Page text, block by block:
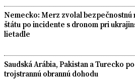
Nemecko: Merz zvolal bezpečnostnú
štátu po incidente s dronom pri
lietadle
Saudská Arábia, Pakistan a Turecko
trojstrannú obrannú dohodu